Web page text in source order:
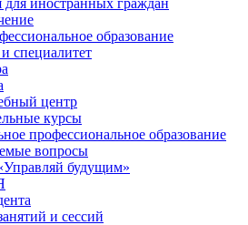
иностранных граждан
образование
специалитет
центр
курсы
профессиональное образование
вопросы
будущим»
и сессий